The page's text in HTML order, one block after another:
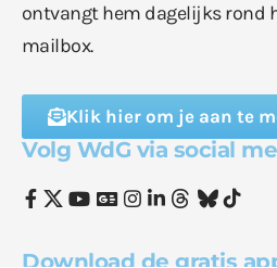
ontvangt hem dagelijks rond
mailbox.
Klik hier om je aan te
Volg WdG via social
Download de gratis